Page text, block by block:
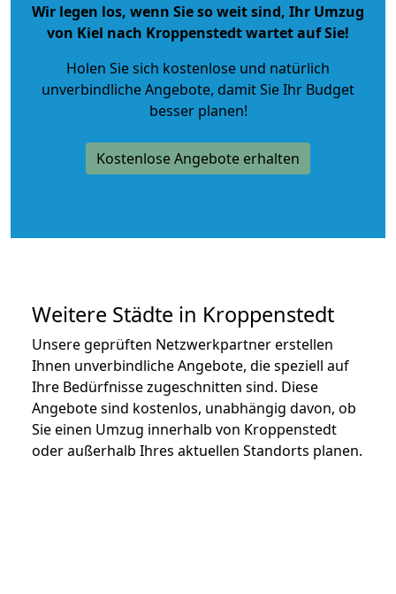
Wir legen los, wenn Sie so weit sind, Ihr Umzug
von Kiel nach Kroppenstedt wartet auf Sie!
Holen Sie sich kostenlose und natürlich
unverbindliche Angebote, damit Sie Ihr Budget
besser planen!
Kostenlose Angebote erhalten
Weitere Städte in Kroppenstedt
Unsere geprüften Netzwerkpartner erstellen
Ihnen unverbindliche Angebote, die speziell auf
Ihre Bedürfnisse zugeschnitten sind. Diese
Angebote sind kostenlos, unabhängig davon, ob
Sie einen Umzug innerhalb von Kroppenstedt
oder außerhalb Ihres aktuellen Standorts planen.